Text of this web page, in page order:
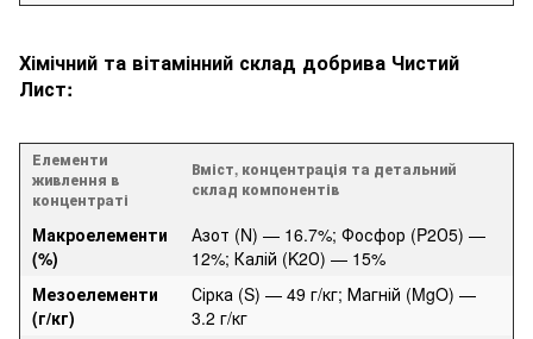
Хімічний та вітамінний склад добрива Чистий
Лист:
Елементи
живлення в
концентраті
Вміст, концентрація та детальний
склад компонентів
Макроелементи
(%)
Азот (N) — 16.7%; Фосфор (P2О5) —
12%; Калій (K2О) — 15%
Мезоелементи
(г/кг)
Сірка (S) — 49 г/кг; Магній (MgO) —
3.2 г/кг